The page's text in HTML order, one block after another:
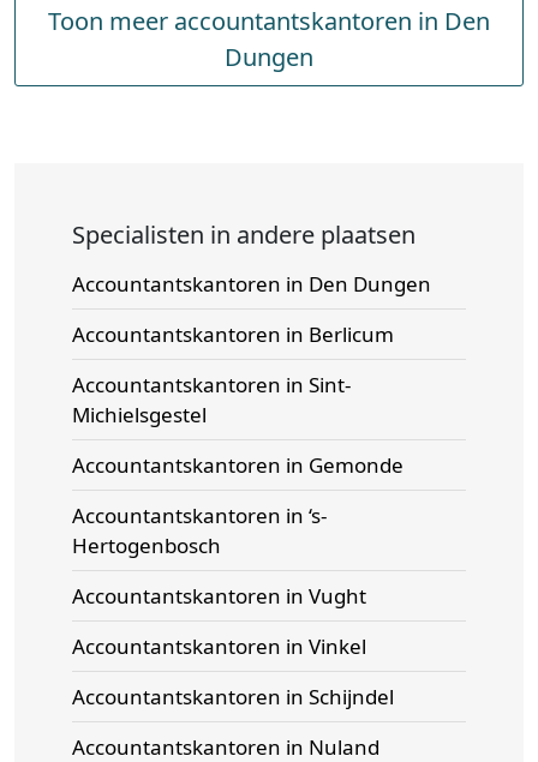
Toon meer accountantskantoren in Den
Dungen
Specialisten in andere plaatsen
Accountantskantoren in Den Dungen
Accountantskantoren in Berlicum
Accountantskantoren in Sint-
Michielsgestel
Accountantskantoren in Gemonde
Accountantskantoren in ‘s-
Hertogenbosch
Accountantskantoren in Vught
Accountantskantoren in Vinkel
Accountantskantoren in Schijndel
Accountantskantoren in Nuland